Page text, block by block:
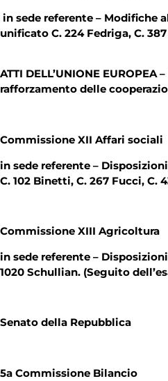
in sede referente – Modifiche
unificato C. 224 Fedriga, C.
ATTI DELL’UNIONE
rafforzamento delle
Commissione XII Affari sociali
in sede referente –
C. 102 Binetti, C. 267 Fucci,
Commissione XIII Agricoltura
in sede referente –
1020 Schullian. (Seguito
Senato della Repubblica
5a Commissione Bilancio